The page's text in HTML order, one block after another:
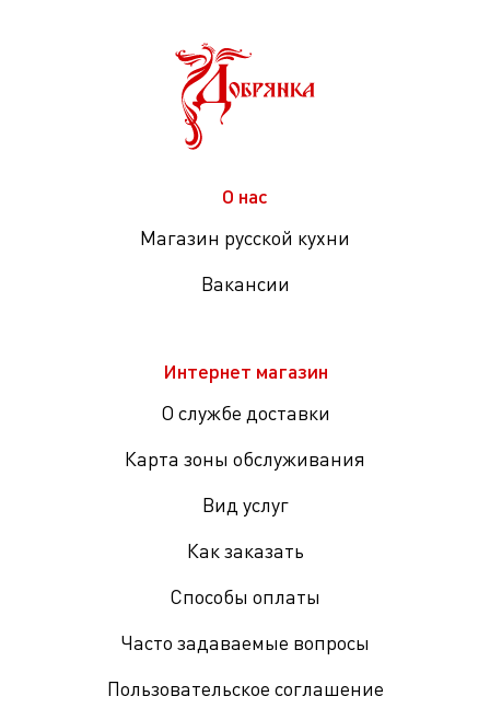
О нас
Магазин русской кухни
Вакансии
Интернет магазин
О службе доставки
Карта зоны обслуживания
Вид услуг
Как заказать
Способы оплаты
Часто задаваемые вопросы
Пользовательское соглашение